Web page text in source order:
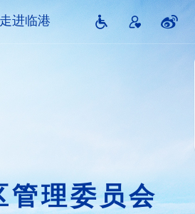
走进临港
管理委员会